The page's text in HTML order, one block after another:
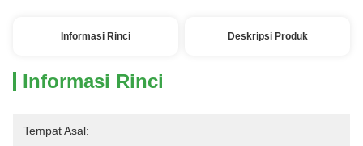
Informasi Rinci Deskripsi Produk
Informasi Rinci
Tempat Asal: